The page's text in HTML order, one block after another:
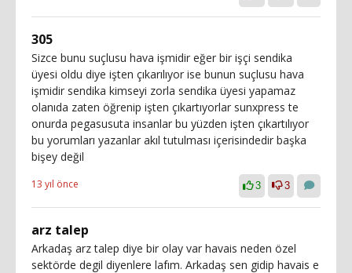
305
Sizce bunu suçlusu hava işmidir eğer bir işçi sendika
üyesi oldu diye işten çıkarılıyor ise bunun suçlusu hava
işmidir sendika kimseyi zorla sendika üyesi yapamaz
olanıda zaten öğrenip işten çıkartıyorlar sunxpress te
onurda pegasusuta insanlar bu yüzden işten çıkartılıyor
bu yorumları yazanlar akıl tutulması içerisindedir başka
bişey değil
13 yıl önce 3 3
arz talep
Arkadaş arz talep diye bir olay var havais neden özel
sektörde degil diyenlere lafım. Arkadaş sen gidip havais e